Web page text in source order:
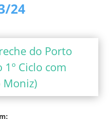
24
do Porto
Ciclo com
Moniz)